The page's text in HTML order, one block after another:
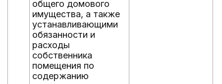
общего домового
имущества, а также
устанавливающими
обязанности и
расходы
собственника
помещения по
содержанию